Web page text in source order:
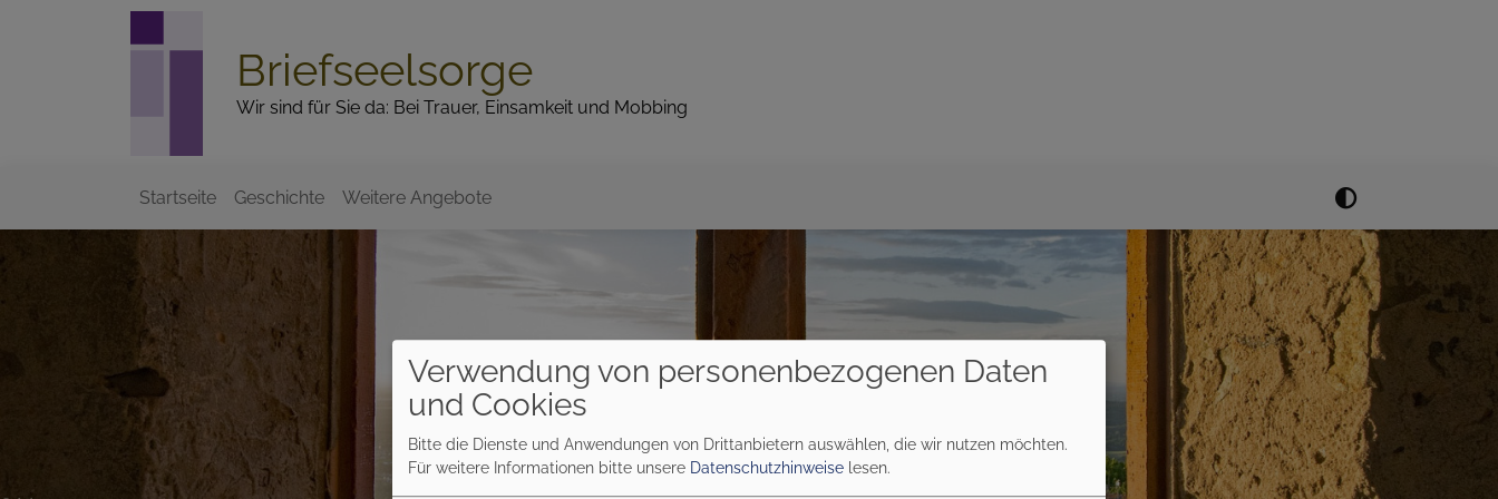
Briefseelsorge
Wir sind für Sie da: Bei Trauer, Einsamkeit und Mobbing
Hauptnavigation
Startseite Geschichte Weitere Angebote
Verwendung von personenbezogenen Daten
und Cookies
Bitte die Dienste und Anwendungen von Drittanbietern auswählen, die wir nutzen möchten.
Für weitere Informationen bitte unsere Datenschutzhinweise lesen.